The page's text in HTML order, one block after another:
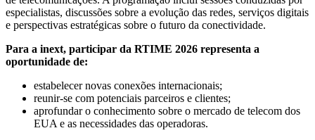
especialistas, discussões sobre a evolução das redes, serviços digitais
e perspectivas estratégicas sobre o futuro da conectividade.
Para a inext, participar da RTIME 2026 representa a
oportunidade de:
estabelecer novas conexões internacionais;
reunir-se com potenciais parceiros e clientes;
aprofundar o conhecimento sobre o mercado de telecom dos
EUA e as necessidades das operadoras.